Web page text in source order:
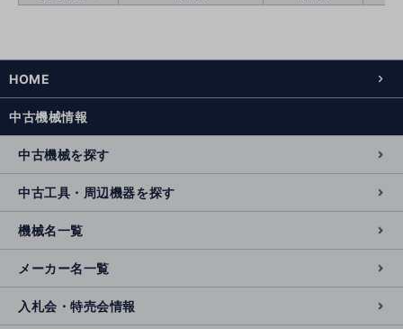
絞り込む クリア
HOME
中古機械情報
中古機械を探す
中古工具・周辺機器を探す
機械名一覧
メーカー名一覧
入札会・特売会情報